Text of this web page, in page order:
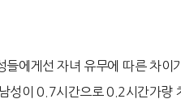
들에게선 자녀 유무에 따른 차
성이 0.7시간으로 0.2시간가량